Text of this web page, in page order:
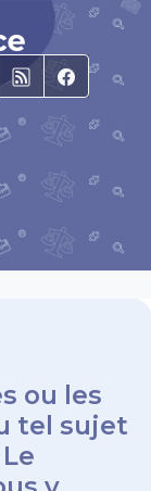
RSS
ou les
tel sujet